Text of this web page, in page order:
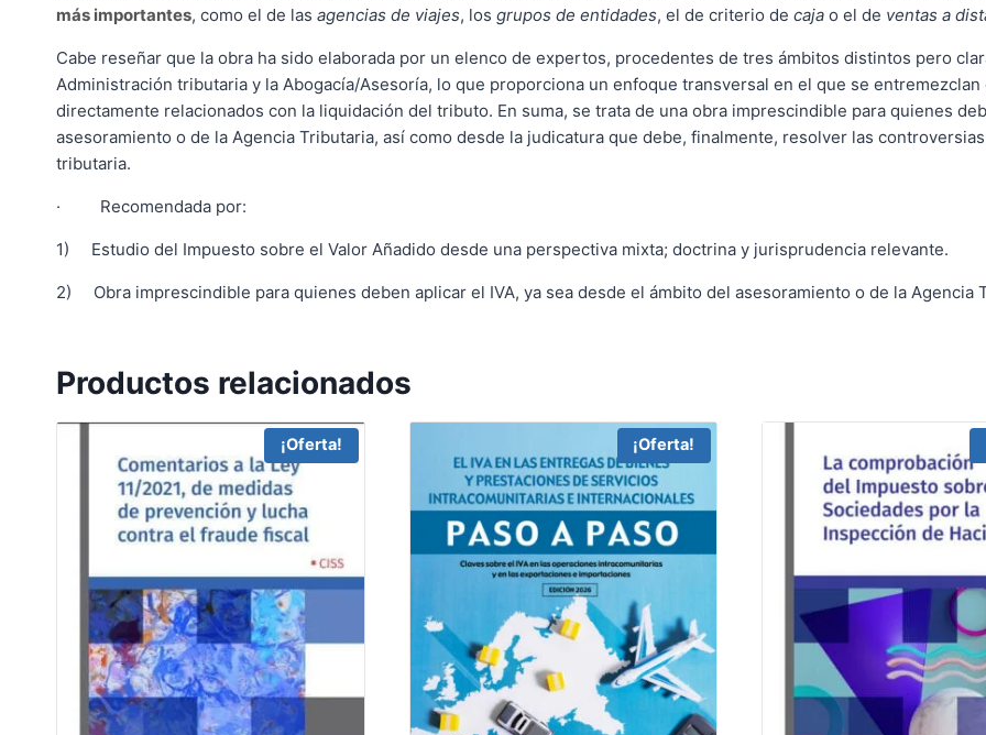
más importantes, como el de las agencias de viajes, los grupos de entidades, el de criterio de caja o el de ventas a
Cabe reseñar que la obra ha sido elaborada por un elenco de expertos, procedentes de tres ámbitos distintos pero
Administración tributaria y la Abogacía/Asesoría, lo que proporciona un enfoque transversal en el que se
directamente relacionados con la liquidación del tributo. En suma, se trata de una obra imprescindible para quienes
asesoramiento o de la Agencia Tributaria, así como desde la judicatura que debe, finalmente, resolver las
tributaria.
· Recomendada por:
1) Estudio del Impuesto sobre el Valor Añadido desde una perspectiva mixta; doctrina y jurisprudencia relevante.
2) Obra imprescindible para quienes deben aplicar el IVA, ya sea desde el ámbito del asesoramiento o de la Agencia
Productos relacionados
¡Oferta! ¡Oferta!